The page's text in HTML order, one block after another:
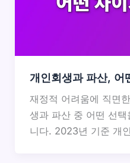
개인회생과 파산, 어
재정적 어려움에 직면
생과 파산 중 어떤 선
니다. 2023년 기준 개